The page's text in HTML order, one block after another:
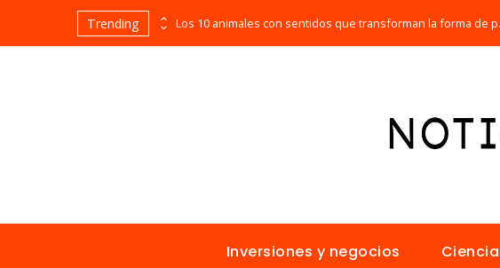
Trending Las empresas que alcanzaron los picos más altos en valor bursátil histórico Los 10
Inversiones y negocios